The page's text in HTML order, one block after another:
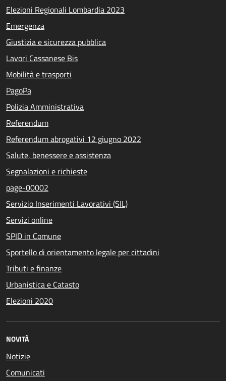
Elezioni Regionali Lombardia 2023
Emergenza
Giustizia e sicurezza pubblica
Lavori Cassanese Bis
Mobilità e trasporti
PagoPa
Polizia Amministrativa
Referendum
Referendum abrogativi 12 giugno 2022
Salute, benessere e assistenza
Segnalazioni e richieste
page-00002
Servizio Inserimenti Lavorativi (SIL)
Servizi online
SPID in Comune
Sportello di orientamento legale per cittadini
Tributi e finanze
Urbanistica e Catasto
Elezioni 2020
NOVITÀ
Notizie
Comunicati